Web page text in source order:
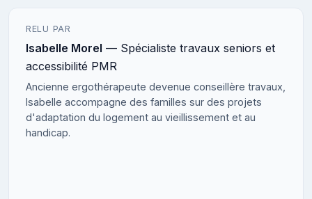
RELU PAR
Isabelle Morel — Spécialiste travaux seniors et
accessibilité PMR
Ancienne ergothérapeute devenue conseillère travaux,
Isabelle accompagne des familles sur des projets
d'adaptation du logement au vieillissement et au
handicap.